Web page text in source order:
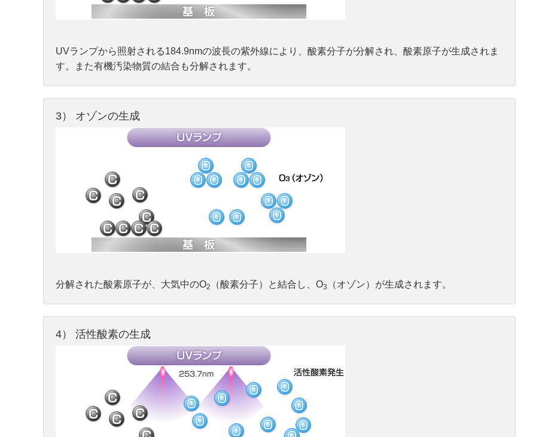
UVランプから照射される184.9nmの波長の紫外線により、酸素分子が分解され、酸素原子が生成されま
す。また有機汚染物質の結合も分解されます。
3） オゾンの生成
分解された酸素原子が、大気中のO2 （酸素分子）と結合し、O3 （オゾン）が生成されます。
4） 活性酸素の生成